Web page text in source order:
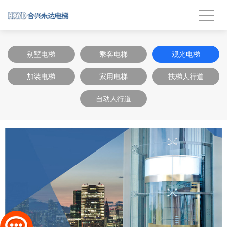
别墅电梯 乘客电梯 观光电梯
加装电梯 家用电梯 扶梯人行道
自动人行道